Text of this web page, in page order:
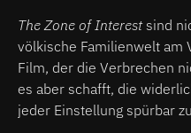
The Zone of Interestsind
völkische Familienwelt am
Film, der die Verbrechen
es aber schafft, die
jeder Einstellung spürbar